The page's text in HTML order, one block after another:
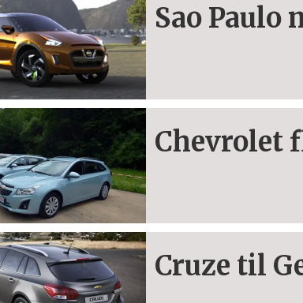
Sao Paulo
Chevrolet
Cruze til